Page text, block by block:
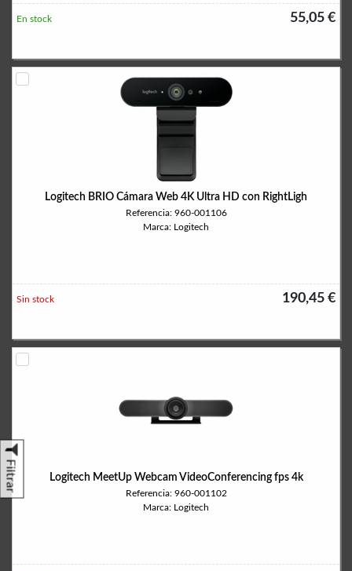
Filtrar
55,05 €
En stock
Logitech BRIO Cámara Web 4K Ultra HD con RightLigh
Referencia: 960-001106
Marca: Logitech
190,45 €
Sin stock
Logitech MeetUp Webcam VideoConferencing fps 4k
Referencia: 960-001102
Marca: Logitech